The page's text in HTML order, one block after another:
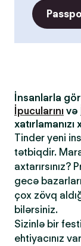
İnsanlarla
İpucularını və
Tinder yeni
tətbiqdir.
axtarırsınız?
gecə
çox zövq
bilərsiniz.
Sizinlə bir
ehtiyacınız